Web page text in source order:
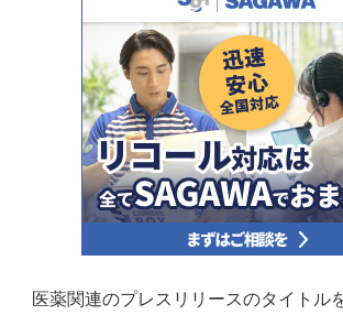
医薬関連のプレスリリースのタイトル